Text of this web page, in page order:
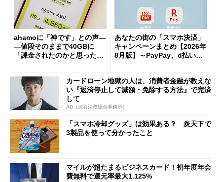
ahamoに「神です」との声―
―値段そのままで40GBに
「課金されたのかと思った」
あなたの街の「スマホ決済」
キャンペーンまとめ【2026年
8月版】～PayPay、d払い、a
カードローン地獄の人は、消費者金融が教えな
い『返済停止して減額・免除する方法』で完済
して
AD（渋谷法務総合事務所）
「スマホ冷却グッズ」は効果ある？ 炎天下で
3製品を使って分かったこと
マイルが超たまるビジネスカード！初年度年会
費無料で還元率最大1.125%